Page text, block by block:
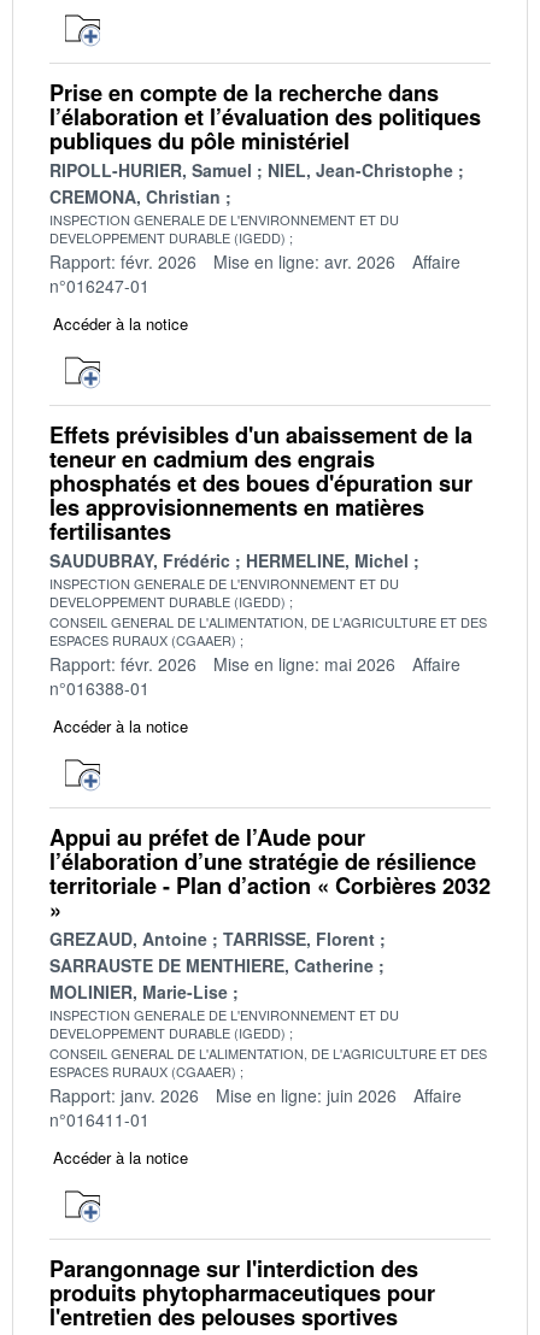
Prise en compte de la recherche dans
l’élaboration et l’évaluation des politiques
publiques du pôle ministériel
RIPOLL-HURIER, Samuel
NIEL, Jean-Christophe
CREMONA, Christian
INSPECTION GENERALE DE L'ENVIRONNEMENT ET DU
DEVELOPPEMENT DURABLE (IGEDD)
Rapport: févr. 2026 Mise en ligne: avr. 2026
Affaire
n°016247-01
Accéder à la notice
Effets prévisibles d'un abaissement de la
teneur en cadmium des engrais
phosphatés et des boues d'épuration sur
les approvisionnements en matières
fertilisantes
SAUDUBRAY, Frédéric HERMELINE, Michel
INSPECTION GENERALE DE L'ENVIRONNEMENT ET DU
DEVELOPPEMENT DURABLE (IGEDD)
CONSEIL GENERAL DE L'ALIMENTATION, DE L'AGRICULTURE ET DES
ESPACES RURAUX (CGAAER)
Rapport: févr. 2026 Mise en ligne: mai 2026
Affaire
n°016388-01
Accéder à la notice
Appui au préfet de l’Aude pour
l’élaboration d’une stratégie de résilience
territoriale - Plan d’action « Corbières 2032
»
GREZAUD, Antoine
TARRISSE, Florent
SARRAUSTE DE MENTHIERE, Catherine
MOLINIER, Marie-Lise
INSPECTION GENERALE DE L'ENVIRONNEMENT ET DU
DEVELOPPEMENT DURABLE (IGEDD)
CONSEIL GENERAL DE L'ALIMENTATION, DE L'AGRICULTURE ET DES
ESPACES RURAUX (CGAAER)
Rapport: janv. 2026 Mise en ligne: juin 2026
Affaire
n°016411-01
Accéder à la notice
Parangonnage sur l'interdiction des
produits phytopharmaceutiques pour
l'entretien des pelouses sportives